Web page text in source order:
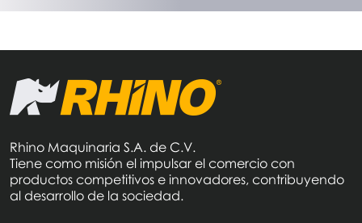
Rhino Maquinaria S.A. de C.V.
Tiene como misión el impulsar el comercio con
productos competitivos e innovadores, contribuyendo
al desarrollo de la sociedad.